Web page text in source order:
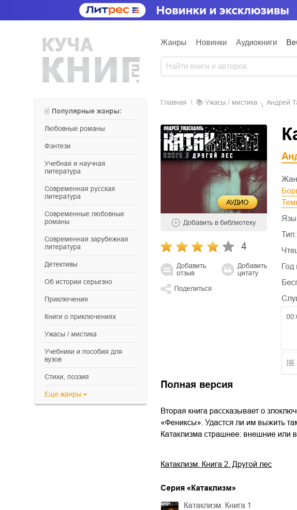
Жанры Новинки Аудиокниги
Популярные жанры:
любовные романы
фэнтези
учебная и научная
литература
современная русская
литература
современные любовные
романы
современная зарубежная
литература
детективы
об истории серьезно
приключения
книги о приключениях
ужасы / мистика
учебники и пособия для
вузов
cтихи, поэзия
Еще жанры
Главная 📚 ужасы / мистика Андрей
АУДИО
Добавить в библиотеку
4
Добавить
отзыв
Добавить
цитату
Поделиться
Тип:
Год
Полная версия
Вторая книга рассказывает о
«Фениксы». Удастся ли им выжить
Катаклизма страшнее: внешние или
Катаклизм. Книга 2. Другой лес
Cерия « Катаклизм»
Катаклизм. Книга 1